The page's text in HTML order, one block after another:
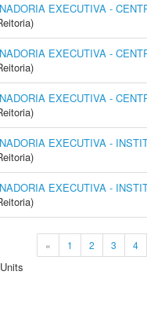
EXECUTIVA -
EXECUTIVA -
EXECUTIVA -
EXECUTIVA -
EXECUTIVA -
« 1 2 3 4